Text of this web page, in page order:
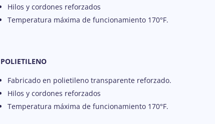
Hilos y cordones reforzados
Temperatura máxima de funcionamiento 170°F.
POLIETILENO
Fabricado en polietileno transparente reforzado.
Hilos y cordones reforzados
Temperatura máxima de funcionamiento 170°F.